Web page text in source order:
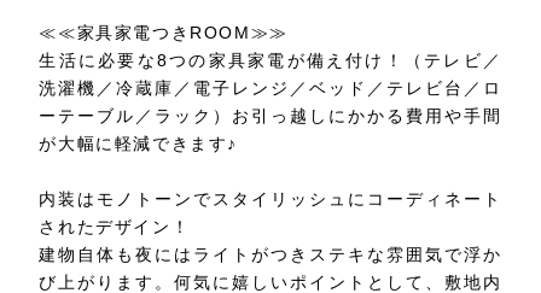
≪≪家具家電つきROOM≫≫
生活に必要な8つの家具家電が備え付け！（テレビ／
洗濯機／冷蔵庫／電子レンジ／ベッド／テレビ台／ロ
ーテーブル／ラック）お引っ越しにかかる費用や手間
が大幅に軽減できます♪
内装はモノトーンでスタイリッシュにコーディネート
されたデザイン！
建物自体も夜にはライトがつきステキな雰囲気で浮か
び上がります。何気に嬉しいポイントとして、敷地内